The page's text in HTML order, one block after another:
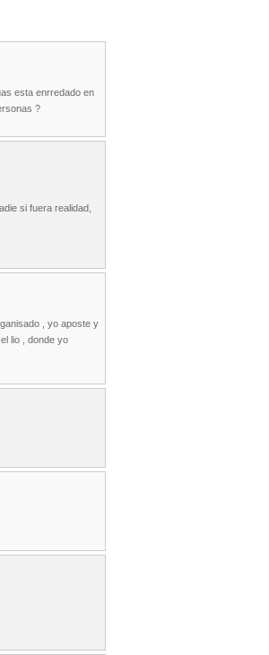
esta enrredado en
?
si fuera realidad,
, yo aposte y
lio , donde yo